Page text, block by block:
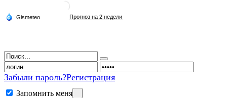
Забыли пароль?Регистрация
Запомнить меня